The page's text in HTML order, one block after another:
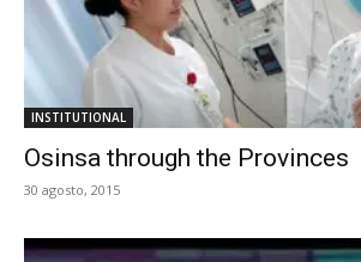
INSTITUTIONAL
Osinsa through the Provinces
30 agosto, 2015